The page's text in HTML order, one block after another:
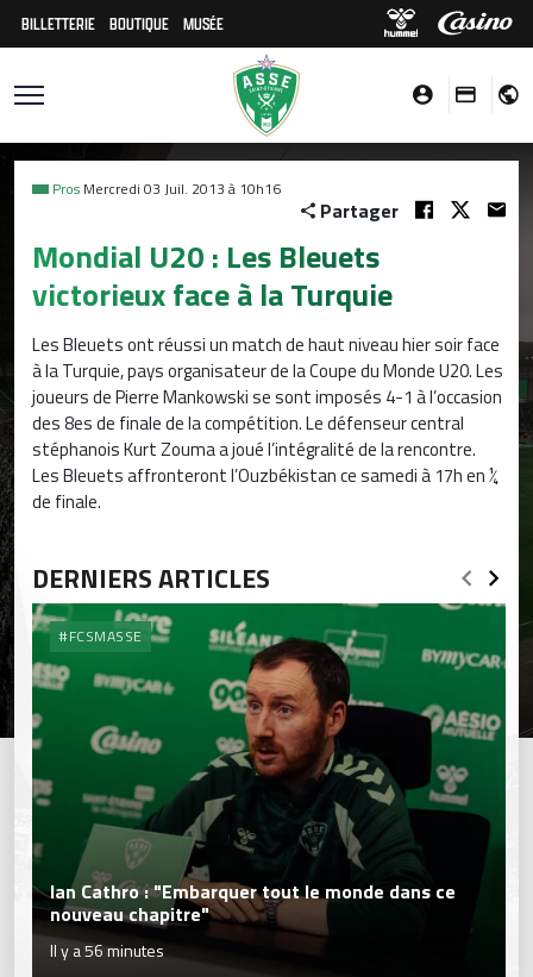
BILLETTERIE BOUTIQUE MUSÉE
Pros Mercredi 03 Juil. 2013 à 10h16
Partager
Mondial U20 : Les Bleuets
victorieux face à la Turquie
Les Bleuets ont réussi un match de haut niveau hier soir face
à la Turquie, pays organisateur de la Coupe du Monde U20. Les
joueurs de Pierre Mankowski se sont imposés 4-1 à l’occasion
des 8es de finale de la compétition. Le défenseur central
stéphanois Kurt Zouma a joué l’intégralité de la rencontre.
Les Bleuets affronteront l’Ouzbékistan ce samedi à 17h en ¼
de finale.
DERNIERS ARTICLES
#FCSMASSE
Ian Cathro : "Embarquer tout le monde dans ce
nouveau chapitre"
Il y a 56 minutes